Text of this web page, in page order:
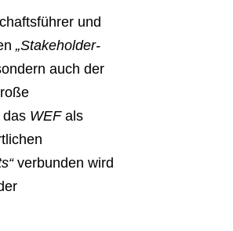
und
„Stakeholder-
auch der
WEFals
verbunden wird